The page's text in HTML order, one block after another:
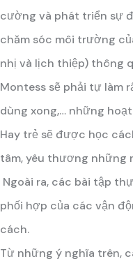
cường và phát triển sự
chăm sóc môi trường
nhị và lịch thiệp) thông
Montess sẽ phải tự làm
dùng xong,… những
Hay trẻ sẽ được học
tâm, yêu thương những
Ngoài ra, các bài tập
phối hợp của các vận
cách.
Từ những ý nghĩa trên,